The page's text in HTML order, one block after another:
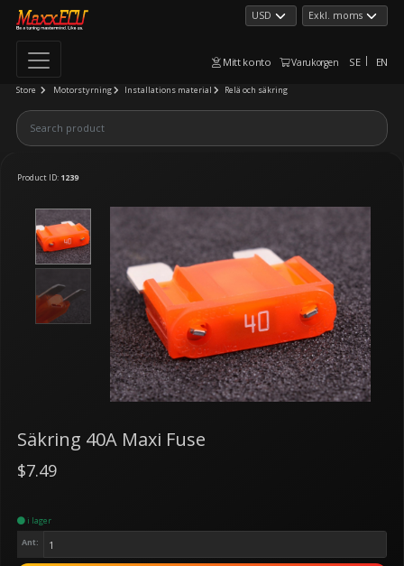
Mitt konto Varukorgen SE EN
Store Motorstyrning Installations material Relä och säkring
Product ID: 1239
Säkring 40A Maxi Fuse
$7.49
i lager
Ant: